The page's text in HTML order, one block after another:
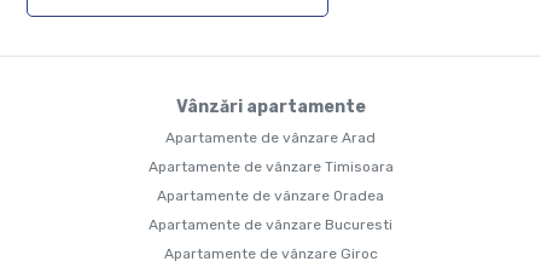
Vânzări apartamente
Apartamente de vânzare Arad
Apartamente de vânzare Timisoara
Apartamente de vânzare Oradea
Apartamente de vânzare Bucuresti
Apartamente de vânzare Giroc